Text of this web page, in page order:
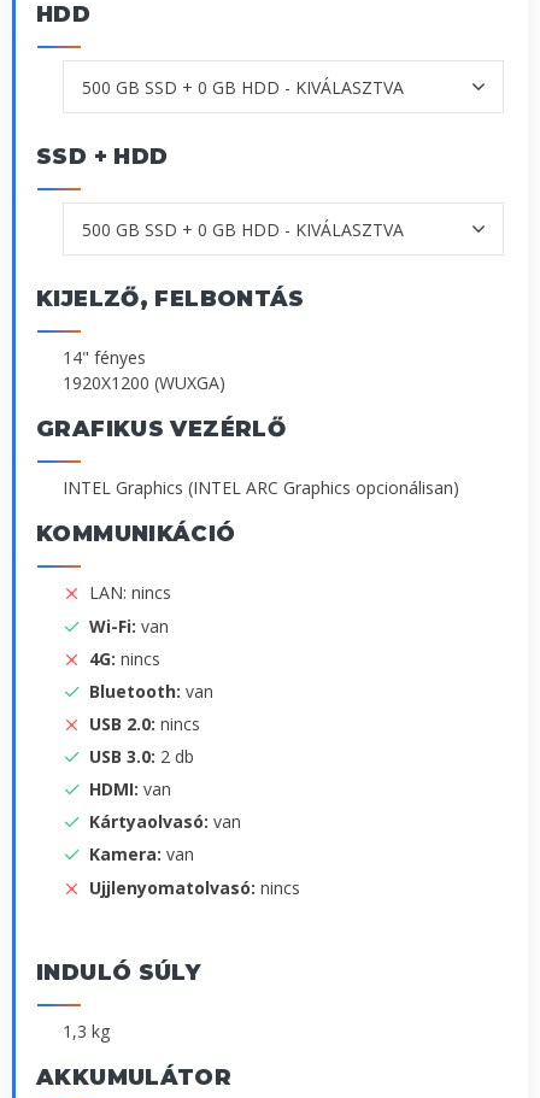
HDD
SSD + HDD
KIJELZŐ, FELBONTÁS
14" fényes
1920X1200 (WUXGA)
GRAFIKUS VEZÉRLŐ
INTEL Graphics (INTEL ARC Graphics opcionálisan)
KOMMUNIKÁCIÓ
LAN: nincs
Wi-Fi: van
4G: nincs
Bluetooth: van
USB 2.0: nincs
USB 3.0: 2 db
HDMI: van
Kártyaolvasó: van
Kamera: van
Ujjlenyomatolvasó: nincs
INDULÓ SÚLY
1,3 kg
AKKUMULÁTOR